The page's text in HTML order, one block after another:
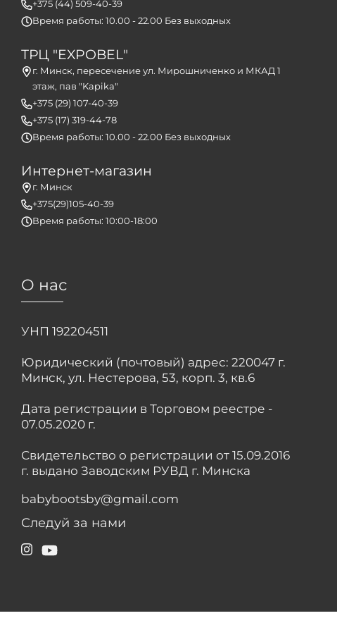
+375 (44) 509-40-39
Время работы: 10.00 - 22.00 Без выходных
ТРЦ "EXPOBEL"
г. Минск, пересечение ул. Мирошниченко и МКАД 1
этаж, пав "Kapika"
+375 (29) 107-40-39
+375 (17) 319-44-78
Время работы: 10.00 - 22.00 Без выходных
Интернет-магазин
г. Минск
+375(29)105-40-39
Время работы: 10:00-18:00
О нас
УНП 192204511
Юридический (почтовый) адрес: 220047 г.
Минск, ул. Нестерова, 53, корп. 3, кв.6
Дата регистрации в Торговом реестре -
07.05.2020 г.
Свидетельство о регистрации от 15.09.2016
г. выдано Заводским РУВД г. Минска
babybootsby@gmail.com
Следуй за нами
Instagram
YouTube